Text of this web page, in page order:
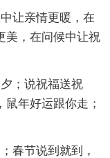
让亲情更暖，在
美，在问候中让祝
；说祝福送祝
年好运跟你走；
春节说到就到，